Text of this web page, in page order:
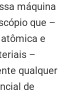
máquina
que –
e
–
qualquer
de